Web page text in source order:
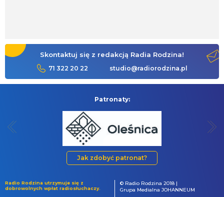
Skontaktuj się z redakcją Radia Rodzina!
71 322 20 22 studio@radiorodzina.pl
Patronaty:
Jak zdobyć patronat?
Radio Rodzina utrzymuje się z
dobrowolnych wpłat radiosłuchaczy.
© Radio Rodzina 2018 |
Grupa Medialna JOHANNEUM